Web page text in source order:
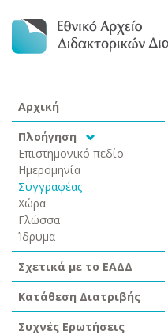
Αρχική
Πλοήγηση
Επιστημονικό πεδίο
Ημερομηνία
Συγγραφέας
Χώρα
Γλώσσα
Ίδρυμα
Σχετικά με το ΕΑΔΔ
Κατάθεση Διατριβής
Συχνές Ερωτήσεις